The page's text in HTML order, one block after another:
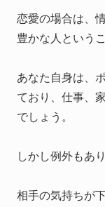
恋愛の場合は、
豊かな人という
あなた自身は、
ており、仕事、
でしょう。
しかし例外もあ
相手の気持ちが